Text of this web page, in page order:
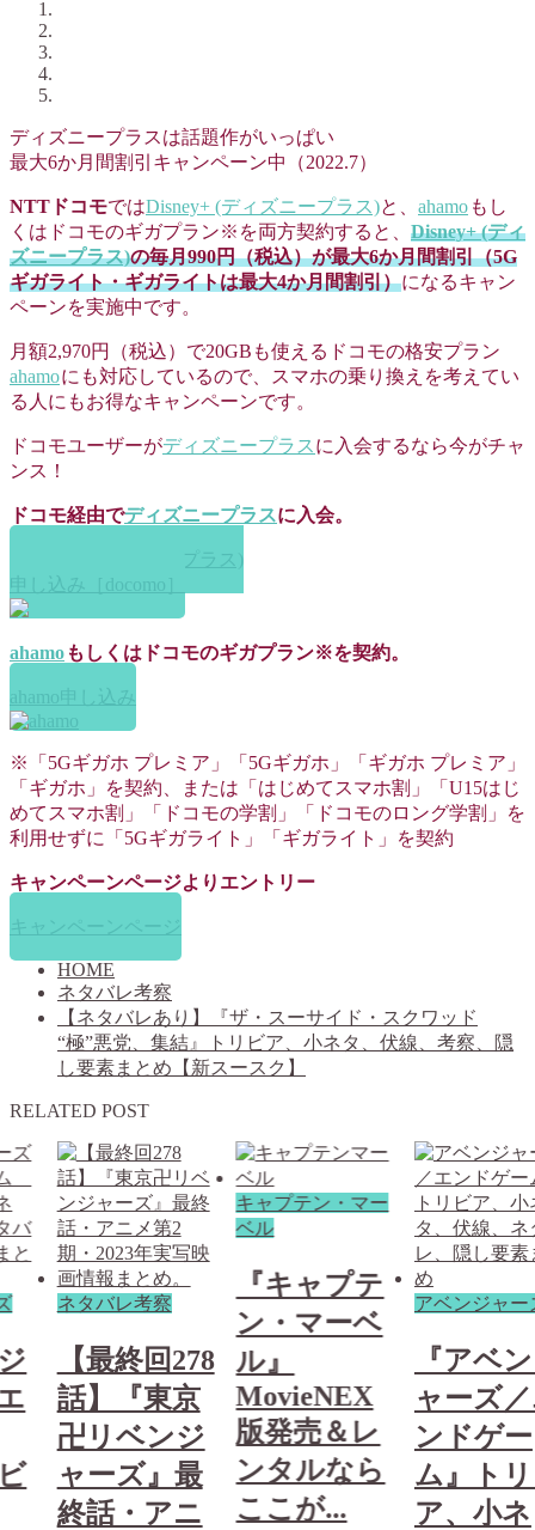
ディズニープラスは話題作がいっぱい
最大6か月間割引キャンペーン中（2022.7）
NTTドコモではDisney+ (ディズニープラス)と、 ahamo もし
くはドコモのギガプラン※を両方契約すると、 Disney+ (ディ
ズニープラス)の毎月990円（税込）が最大6か月間割引（5G
ギガライト・ギガライトは最大4か月間割引）になるキャン
ペーンを実施中です。
月額2,970円（税込）で20GBも使えるドコモの格安プラン
ahamoにも対応しているので、スマホの乗り換えを考えてい
る人にもお得なキャンペーンです。
ドコモユーザーがディズニープラス に入会するなら今がチャ
ンス！
ドコモ経由でディズニープラスに入会。
Disney+ (ディズニープラス)
申し込み［docomo］
ahamo もしくはドコモのギガプラン※を契約。
ahamo申し込み
※「5Gギガホ プレミア」「5Gギガホ」「ギガホ プレミア」
「ギガホ」を契約、または「はじめてスマホ割」「U15はじ
めてスマホ割」「ドコモの学割」「ドコモのロング学割」を
利用せずに「5Gギガライト」「ギガライト」を契約
キャンペーンページよりエントリー
キャンペーンページ
HOME
ネタバレ考察
【ネタバレあり】『ザ・スーサイド・スクワッド
“極”悪党、集結』トリビア、小ネタ、伏線、考察、隠
し要素まとめ【新スースク】
RELATED POST
ネタバレ考察
【最終回278
話】『東京
卍リベンジ
ャーズ』最
終話・アニ
キャプテン・マー
ベル
『キャプテ
ン・マーベ
ル』
MovieNEX
版発売＆レ
ンタルなら
ここが...
アベンジャー
『アベ
ャーズ
ンドゲー
ム』ト
ア、小ネ